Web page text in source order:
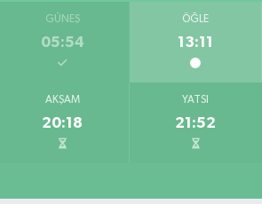
GÜNEŞ
05:54
ÖĞLE
13:11
AKŞAM
20:18
YATSI
21:52